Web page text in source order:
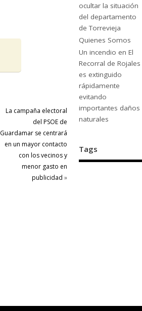
La campaña electoral
del PSOE de
Guardamar se centrará
en un mayor contacto
con los vecinos y
menor gasto en
publicidad »
ocultar la situación
del departamento
de Torrevieja
Quienes Somos
Un incendio en El
Recorral de Rojales
es extinguido
rápidamente
evitando
importantes daños
naturales
Tags